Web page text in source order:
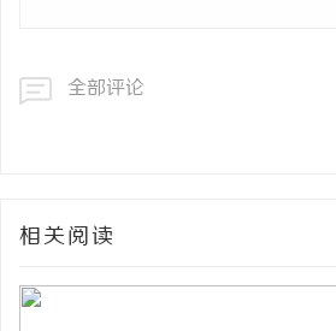
全部评论
相关阅读